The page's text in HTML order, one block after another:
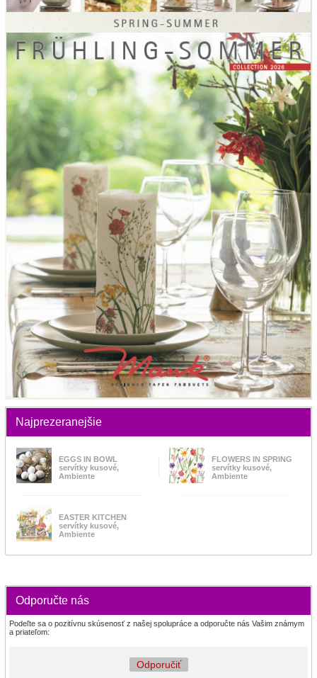
Najprezeranejšie
EGGS IN BOWL
servítky kusové,
Ambiente
FLOWERS IN SPRING
servítky kusové,
Ambiente
EASTER KITCHEN
servítky kusové,
Ambiente
Odporučte nás
Podeľte sa o pozitívnu skúsenosť z našej spolupráce a odporučte nás Vašim známym
a priateľom:
Odporučiť